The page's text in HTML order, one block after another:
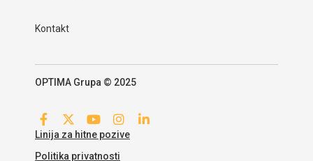
Kontakt
OPTIMA Grupa © 2025
Linija za hitne pozive
Politika privatnosti